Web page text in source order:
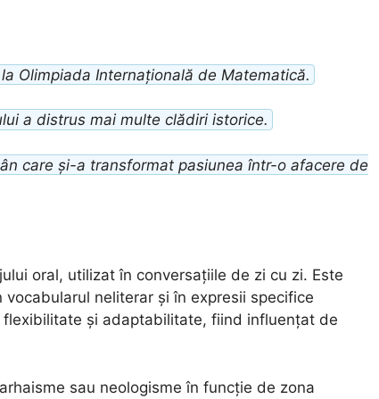
Olimpiada Internațională de Matematică.
a distrus mai multe clădiri istorice.
care și-a transformat pasiunea într-o afacere de
oral, utilizat în conversațiile de zi cu zi. Este
neliterar și în expresii specifice
și adaptabilitate, fiind influențat de
sau neologisme în funcție de zona